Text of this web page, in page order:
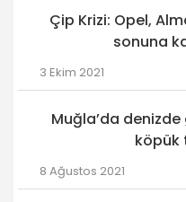
Çip Krizi: Opel,
sonuna
3 Ekim 2021
Muğla’da
köpük
8 Ağustos 2021